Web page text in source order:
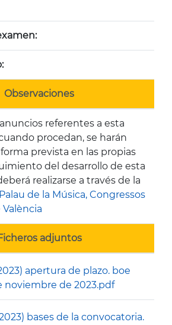
Observaciones
referentes a esta
procedan, se harán
prevista en las propias
del desarrollo de esta
realizarse a través de la
de la Música, Congressos
adjuntos
apertura de plazo. boe
noviembre de 2023.pdf
2023) bases de la convocatoria.